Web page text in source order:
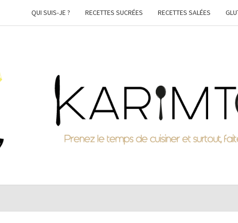
QUI SUIS-JE ? RECETTES SUCRÉES RECETTES SALÉES
Prenez
Le
Temps
De
Faites-